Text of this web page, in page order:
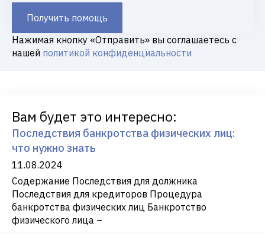
Получить помощь
Нажимая кнопку «Отправить» вы соглашаетесь с
нашей политикой конфиденциальности
Вам будет это интересно:
Последствия банкротства физических лиц:
что нужно знать
11.08.2024
Содержание Последствия для должника
Последствия для кредиторов Процедура
банкротства физических лиц Банкротство
физического лица –